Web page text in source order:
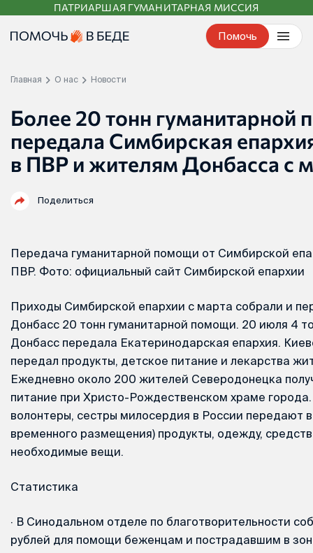
контенту
ПАТРИАРШАЯ ГУМАНИТАРНАЯ МИССИЯ
Помочь
Главная О нас Новости
Более 20 тонн гуманитарной
передала Симбирская
в ПВР и жителям Донбасса с
Поделиться
Передача гуманитарной помощи от Симбирской
ПВР. Фото: официальный сайт Симбирской епархии
Приходы Симбирской епархии с марта собрали и
Донбасс 20 тонн гуманитарной помощи. 20 июля 4
Донбасс передала Екатеринодарская епархия.
передал продукты, детское питание и лекарства
Ежедневно около 200 жителей Северодонецка
питание при Христо-Рождественском храме
волонтеры, сестры милосердия в России передают
временного размещения) продукты, одежду,
необходимые вещи.
Статистика
· В Cинодальном отделе по благотворительности
рублей для помощи беженцам и пострадавшим в